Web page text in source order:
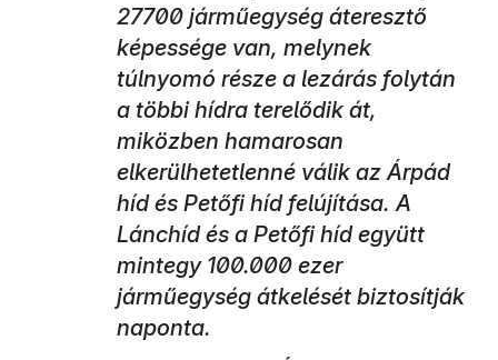
27700 járműegység áteresztő
képessége van, melynek
túlnyomó része a lezárás folytán
a többi hídra terelődik át,
miközben hamarosan
elkerülhetetlenné válik az Árpád
híd és Petőfi híd felújítása. A
Lánchíd és a Petőfi híd együtt
mintegy 100.000 ezer
járműegység átkelését biztosítják
naponta.